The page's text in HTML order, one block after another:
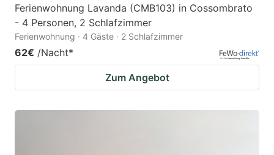
Ferienwohnung Lavanda (CMB103) in Cossombrato
- 4 Personen, 2 Schlafzimmer
Ferienwohnung · 4 Gäste · 2 Schlafzimmer
62€ /Nacht*
Zum Angebot